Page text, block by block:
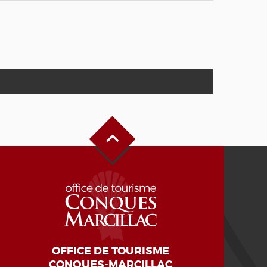
OFFICE DE TOURISME